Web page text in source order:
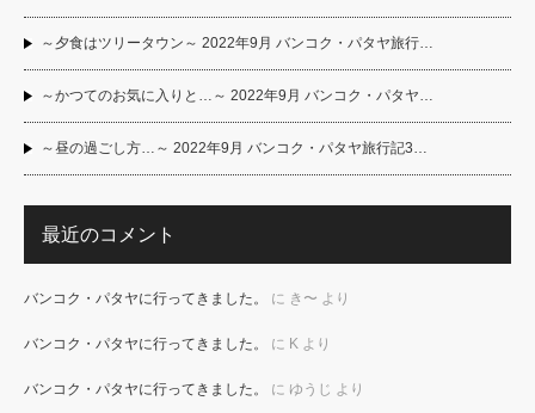
～夕食はツリータウン～ 2022年9月 バンコク・パタヤ旅行…
～かつてのお気に入りと…～ 2022年9月 バンコク・パタヤ…
～昼の過ごし方…～ 2022年9月 バンコク・パタヤ旅行記3…
最近のコメント
バンコク・パタヤに行ってきました。 に き〜 より
バンコク・パタヤに行ってきました。 に K より
バンコク・パタヤに行ってきました。 に ゆうじ より